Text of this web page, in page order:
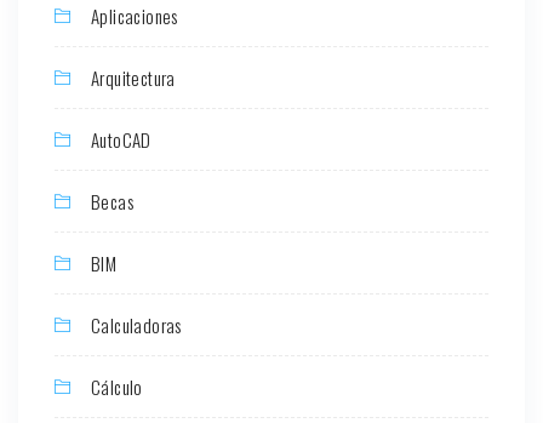
Aplicaciones
Arquitectura
AutoCAD
Becas
BIM
Calculadoras
Cálculo